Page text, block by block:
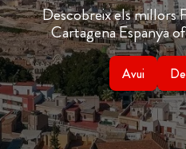
Descobreix els millors
Cartagena Espanya
Avui